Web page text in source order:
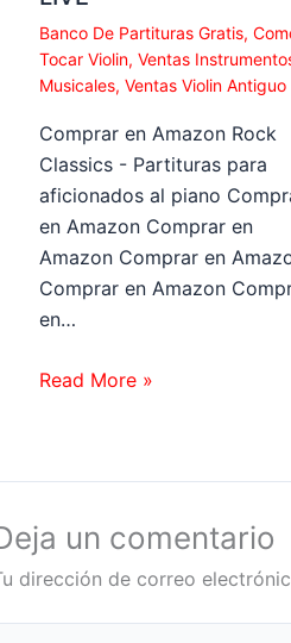
Banco De Partituras Gratis,
Tocar Violin, Ventas
Musicales, Ventas Violin Antiguo
Comprar en Amazon Rock
Classics - Partituras para
aficionados al piano
en Amazon Comprar en
Amazon Comprar en
Comprar en Amazon
en…
Read More »
un comentario
dirección de correo